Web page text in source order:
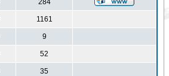
284
1161
9
52
35